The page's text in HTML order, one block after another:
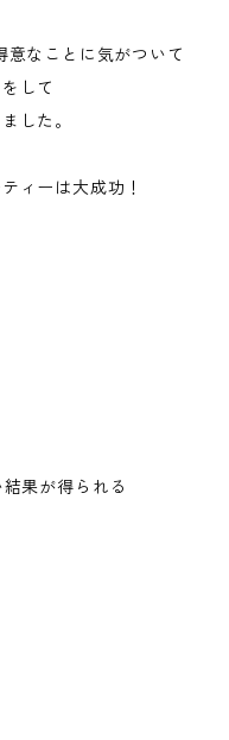
なことに気がついて
して
した。
ィーは大成功！
果が得られる